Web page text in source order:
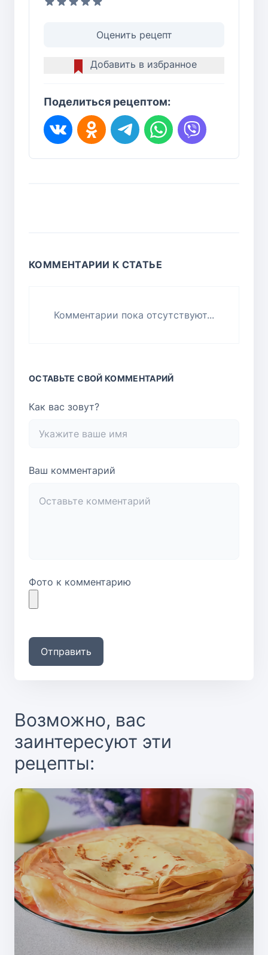
Оценить рецепт
Добавить в избранное
Поделиться рецептом:
КОММЕНТАРИИ К СТАТЬЕ
Комментарии пока отсутствуют...
ОСТАВЬТЕ СВОЙ КОММЕНТАРИЙ
Как вас зовут?
Ваш комментарий
Фото к комментарию
Отправить
Возможно, вас
заинтересуют эти
рецепты: